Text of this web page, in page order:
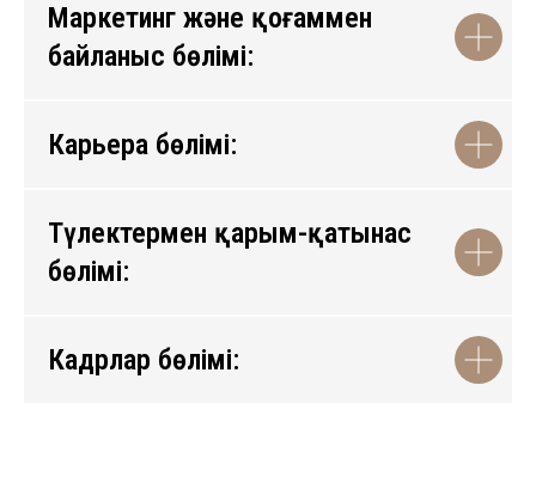
Маркетинг және қоғаммен
байланыс бөлімі:
Карьера бөлімі:
Түлектермен қарым-қатынас
бөлімі:
Кадрлар бөлімі: